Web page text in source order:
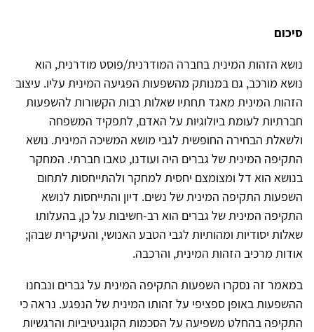
סיכום
נושא הזהות המינית בחברה המודרנית/פוסט מודרנית, הוא
נושא מורכב, גם במנותק מהשפעות הפגיעה המינית עליו. עיצוב
הזהות המינית מאגד תחתיו שאלות רבות הקשורות להשפעות
חברתיות לעומת ביולוגיות על האדם, לתפקיד המשפחה
ולשאלת הבחירה החופשית לגבי מושא המשיכה המינית. נושא
התקיפה המינית של גברים היה ועודנו, טאבו חברתי. המחקר
בנושא הוא דל ומצומצם יחסית למחקר ולהתייחסות לתחום
השפעות התקיפה המינית של נשים. דיון והתייחסות לנושא
התקיפה המינית של גברים הוא רב-חשיבות על כן, בהעלותו
שאלות יסודיות ומהותיות לגבי הטבע האנושי, והעיקרית שבהן;
אודות מרכיב הזהות המינית, והרכבה.
במאמר זה נסקרו השפעות התקיפה המינית על גברים ונבחנו
ההשפעות באופן ספציפי על זהותו המינית של הנפגע. נראה כי
התקיפה בהחלט משפיעה על הסכמות הקוגניטיביות והרגשיות